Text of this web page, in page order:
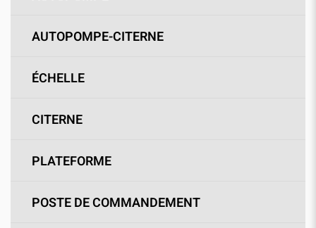
AUTOPOMPE-CITERNE
ÉCHELLE
CITERNE
PLATEFORME
POSTE DE COMMANDEMENT